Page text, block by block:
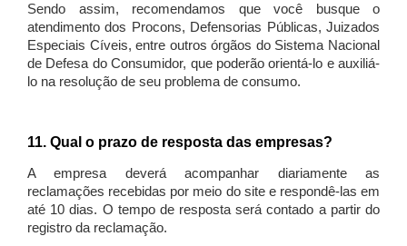
Sendo assim, recomendamos que você busque o
atendimento dos Procons, Defensorias Públicas, Juizados
Especiais Cíveis, entre outros órgãos do Sistema Nacional
de Defesa do Consumidor, que poderão orientá-lo e auxiliá-
lo na resolução de seu problema de consumo.
11. Qual o prazo de resposta das empresas?
A empresa deverá acompanhar diariamente as
reclamações recebidas por meio do site e respondê-las em
até 10 dias. O tempo de resposta será contado a partir do
registro da reclamação.